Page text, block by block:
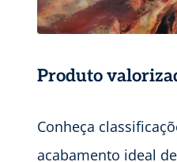
Produto
Conheça
acabamento ideal